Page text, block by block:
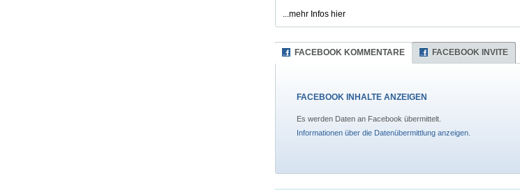
...mehr Infos hier
FACEBOOK KOMMENTARE FACEBOOK INVITE
FACEBOOK INHALTE ANZEIGEN
Es werden Daten an Facebook übermittelt.
Informationen über die Datenübermittlung anzeigen.